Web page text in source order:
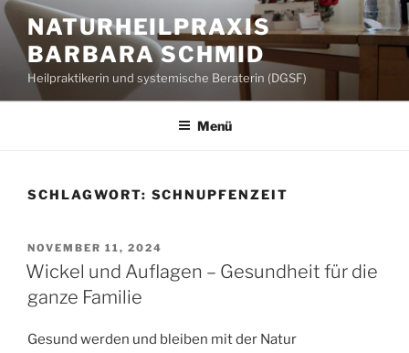
Zum
Inhalt
springen
NATURHEILPRAXIS
BARBARA SCHMID
Heilpraktikerin und systemische Beraterin (DGSF)
Menü
SCHLAGWORT: SCHNUPFENZEIT
VERÖFFENTLICHT
AM
NOVEMBER 11, 2024
Wickel und Auflagen – Gesundheit für die
ganze Familie
Gesund werden und bleiben mit der Natur